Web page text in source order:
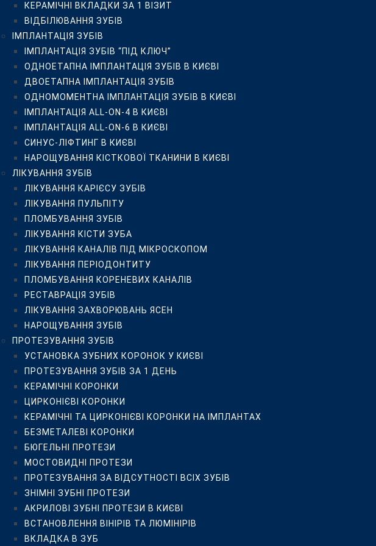
ЛІКУВАННЯ ЗУБІВ
ЛІКУВАННЯ КАРІЄСУ ЗУБІВ
ЛІКУВАННЯ ПУЛЬПІТУ
ПЛОМБУВАННЯ ЗУБІВ
ЛІКУВАННЯ КІСТИ ЗУБА
ЛІКУВАННЯ КАНАЛІВ ПІД МІКРОСКОПОМ
ЛІКУВАННЯ ПЕРІОДОНТИТУ
ПЛОМБУВАННЯ КОРЕНЕВИХ КАНАЛІВ
РЕСТАВРАЦІЯ ЗУБІВ
ЛІКУВАННЯ ЗАХВОРЮВАНЬ ЯСЕН
НАРОЩУВАННЯ ЗУБІВ
ПРОТЕЗУВАННЯ ЗУБІВ
УСТАНОВКА ЗУБНИХ КОРОНОК У КИЄВІ
ПРОТЕЗУВАННЯ ЗУБІВ ЗА 1 ДЕНЬ
КЕРАМІЧНІ КОРОНКИ
ЦИРКОНІЄВІ КОРОНКИ
КЕРАМІЧНІ ТА ЦИРКОНІЄВІ КОРОНКИ НА ІМПЛАНТАХ
БЕЗМЕТАЛЕВІ КОРОНКИ
БЮГЕЛЬНІ ПРОТЕЗИ
МОСТОВИДНІ ПРОТЕЗИ
ПРОТЕЗУВАННЯ ЗА ВІДСУТНОСТІ ВСІХ ЗУБІВ
ЗНІМНІ ЗУБНІ ПРОТЕЗИ
АКРИЛОВІ ЗУБНІ ПРОТЕЗИ В КИЄВІ
ВСТАНОВЛЕННЯ ВІНІРІВ ТА ЛЮМІНІРІВ
ВКЛАДКА В ЗУБ
ЛІКУВАННЯ ЯСЕН
ЛІКУВАННЯ ПАРОДОНТИТУ
ЛІКУВАННЯ ГІНГІВІТУ
ЛІКУВАННЯ ПАРОДОНТОЗУ
ЛІКУВАННЯ ЛАЗЕРОМ
ВЕКТОР-ТЕРАПІЯ ЯСЕН
ХІРУРГІЧНА СТОМАТОЛОГІЯ
ВИДАЛЕННЯ “ЗУБІВ МУДРОСТІ”
ВИДАЛЕННЯ ЗУБІВ
ІМПЛАНТАЦІЯ ЗУБІВ
ХІРУРГІЧНІ ОПЕРАЦІЇ НА ЩЕЛЕПАХ ТА ЯСНАХ
КЕРАМІЧНІ ВКЛАДКИ ЗА 1 ВІЗИТ
ВІДБІЛЮВАННЯ ЗУБІВ
ІМПЛАНТАЦІЯ ЗУБІВ
ІМПЛАНТАЦІЯ ЗУБІВ “ПІД КЛЮЧ”
ОДНОЕТАПНА ІМПЛАНТАЦІЯ ЗУБІВ В КИЄВІ
ДВОЕТАПНА ІМПЛАНТАЦІЯ ЗУБІВ
ОДНОМОМЕНТНА ІМПЛАНТАЦІЯ ЗУБІВ В КИЄВІ
ІМПЛАНТАЦІЯ ALL-ON-4 В КИЄВІ
ІМПЛАНТАЦІЯ ALL-ON-6 В КИЄВІ
СИНУС-ЛІФТИНГ В КИЄВІ
НАРОЩУВАННЯ КІСТКОВОЇ ТКАНИНИ В КИЄВІ
ЛІКУВАННЯ ЗУБІВ
ЛІКУВАННЯ КАРІЄСУ ЗУБІВ
ЛІКУВАННЯ ПУЛЬПІТУ
ПЛОМБУВАННЯ ЗУБІВ
ЛІКУВАННЯ КІСТИ ЗУБА
ЛІКУВАННЯ КАНАЛІВ ПІД МІКРОСКОПОМ
ЛІКУВАННЯ ПЕРІОДОНТИТУ
ПЛОМБУВАННЯ КОРЕНЕВИХ КАНАЛІВ
РЕСТАВРАЦІЯ ЗУБІВ
ЛІКУВАННЯ ЗАХВОРЮВАНЬ ЯСЕН
НАРОЩУВАННЯ ЗУБІВ
ПРОТЕЗУВАННЯ ЗУБІВ
УСТАНОВКА ЗУБНИХ КОРОНОК У КИЄВІ
ПРОТЕЗУВАННЯ ЗУБІВ ЗА 1 ДЕНЬ
КЕРАМІЧНІ КОРОНКИ
ЦИРКОНІЄВІ КОРОНКИ
КЕРАМІЧНІ ТА ЦИРКОНІЄВІ КОРОНКИ НА ІМПЛАНТАХ
БЕЗМЕТАЛЕВІ КОРОНКИ
БЮГЕЛЬНІ ПРОТЕЗИ
МОСТОВИДНІ ПРОТЕЗИ
ПРОТЕЗУВАННЯ ЗА ВІДСУТНОСТІ ВСІХ ЗУБІВ
ЗНІМНІ ЗУБНІ ПРОТЕЗИ
АКРИЛОВІ ЗУБНІ ПРОТЕЗИ В КИЄВІ
ВСТАНОВЛЕННЯ ВІНІРІВ ТА ЛЮМІНІРІВ
ВКЛАДКА В ЗУБ